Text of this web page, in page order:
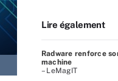
Lire également
Radware renforce
machine
– LeMagIT